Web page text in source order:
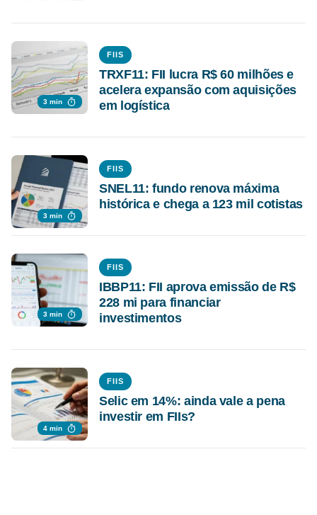
3 min
FIIS
TRXF11: FII lucra R$ 60 milhões e
acelera expansão com aquisições
em logística
3 min
FIIS
SNEL11: fundo renova máxima
histórica e chega a 123 mil cotistas
3 min
FIIS
IBBP11: FII aprova emissão de R$
228 mi para financiar
investimentos
4 min
FIIS
Selic em 14%: ainda vale a pena
investir em FIIs?